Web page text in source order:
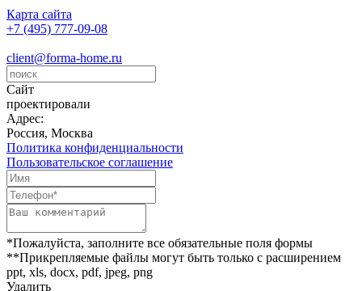
Карта сайта
+7 (495) 777-09-08
client@forma-home.ru
Сайт
проектировали
Адрес:
Россия, Москва
Политика конфиденциальности
Пользовательское соглашение
*Пожалуйста, заполните все обязательные поля формы
**Прикрепляемые файлы могут быть только с расширением
ppt, xls, docx, pdf, jpeg, png
Удалить